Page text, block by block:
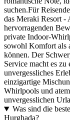
suchen.Für
das Meraki Resort -
hervorragenden
private Indoor-
sowohl Komfort als
können. Der
Service macht es
unvergessliches
einzigartige
Whirlpools und
unvergesslichen
Was sind die
Hurghada?